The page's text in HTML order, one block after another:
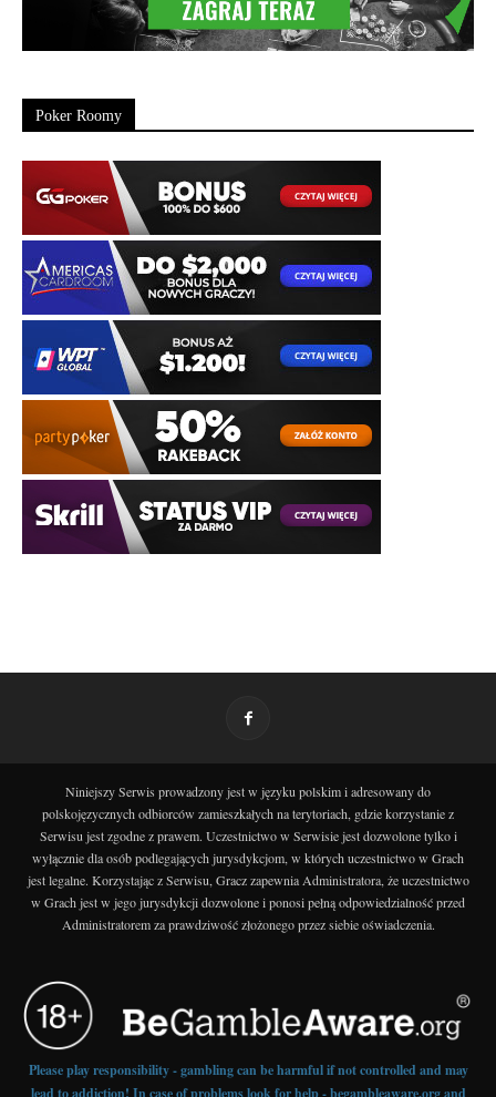
Poker Roomy
Niniejszy Serwis prowadzony jest w języku polskim i adresowany do
polskojęzycznych odbiorców zamieszkałych na terytoriach, gdzie korzystanie z
Serwisu jest zgodne z prawem. Uczestnictwo w Serwisie jest dozwolone tylko i
wyłącznie dla osób podlegających jurysdykcjom, w których uczestnictwo w Grach
jest legalne. Korzystając z Serwisu, Gracz zapewnia Administratora, że uczestnictwo
w Grach jest w jego jurysdykcji dozwolone i ponosi pełną odpowiedzialność przed
Administratorem za prawdziwość złożonego przez siebie oświadczenia.
Please play responsibility - gambling can be harmful if not controlled and may